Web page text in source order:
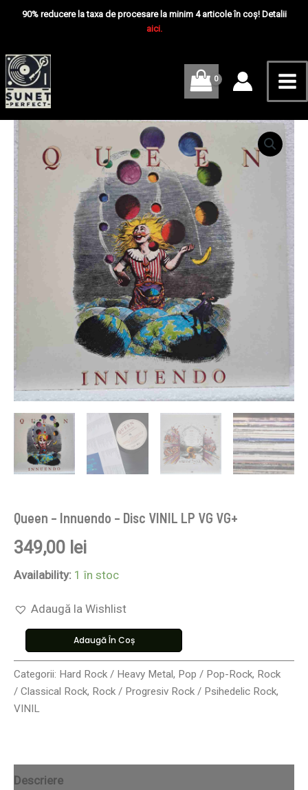
90% reducere la taxa de procesare la minim 4 articole în coș! Detalii
aici.
Queen – Innuendo – Disc VINIL LP VG VG+
349,00 lei
Availability: 1 în stoc
Adaugă la Wishlist
Queen
Innuendo
VINIL
VG+
Adaugă În Coș
Categorii: Hard Rock / Heavy Metal, Pop / Pop-Rock, Rock
/ Classical Rock, Rock / Progresiv Rock / Psihedelic Rock,
VINIL
Descriere
Disc